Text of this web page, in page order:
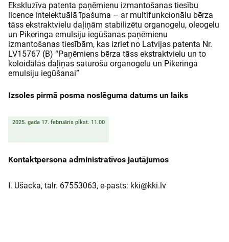
Ekskluzīva patenta paņēmienu izmantošanas tiesību
licence intelektuālā īpašuma – ar multifunkcionālu bērza
tāss ekstraktvielu daļiņām stabilizētu organogelu, oleogelu
un Pikeringa emulsiju iegūšanas paņēmienu
izmantošanas tiesībām, kas izriet no Latvijas patenta Nr.
LV15767 (B) “Paņēmiens bērza tāss ekstraktvielu un to
koloidālās daļiņas saturošu organogelu un Pikeringa
emulsiju iegūšanai”
Izsoles pirmā posma noslēguma datums un laiks
2025. gada 17. februāris plkst. 11.00
Kontaktpersona administratīvos jautājumos
I. Ušacka, tālr. 67553063, e-pasts: kki@kki.lv